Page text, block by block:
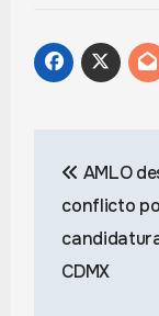
de AMLO
conflicto
CDMX